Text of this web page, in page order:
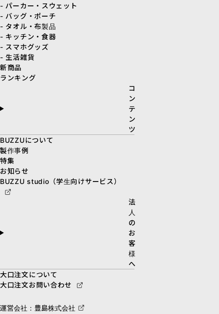
- パーカー・スウェット
- バッグ・ポーチ
- タオル・布製品
- キッチン・食器
- スマホグッズ
- 生活雑貨
新商品
ランキング
コ
ン
テ
ン
ツ
BUZZUについて
製作事例
特集
お知らせ
BUZZU studio（学生向けサービス）
法
人
の
お
客
様
へ
大口注文について
大口注文お問い合わせ
運営会社：豊島株式会社